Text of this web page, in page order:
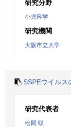
研究分野
小児科学
研究機関
大阪市立大学
SSPEウイルス
研究代表者
松岡 収